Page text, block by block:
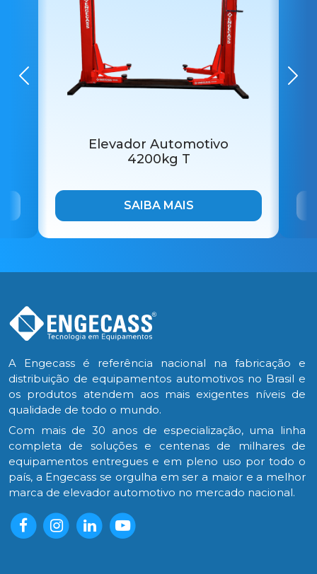
Elevador Automotivo
4200kg T
SAIBA MAIS
A Engecass é referência nacional na fabricação e
distribuição de equipamentos automotivos no Brasil e
os produtos atendem aos mais exigentes níveis de
qualidade de todo o mundo.
Com mais de 30 anos de especialização, uma linha
completa de soluções e centenas de milhares de
equipamentos entregues e em pleno uso por todo o
país, a Engecass se orgulha em ser a maior e a melhor
marca de elevador automotivo no mercado nacional.